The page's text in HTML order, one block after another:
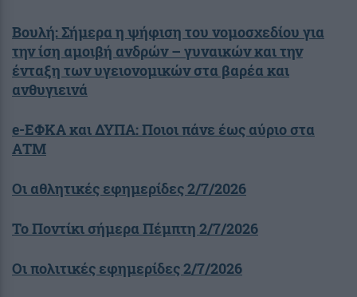
Βουλή: Σήμερα η ψήφιση του νομοσχεδίου για
την ίση αμοιβή ανδρών – γυναικών και την
ένταξη των υγειονομικών στα βαρέα και
ανθυγιεινά
e-ΕΦΚΑ και ΔΥΠΑ: Ποιοι πάνε έως αύριο στα
ΑΤΜ
Οι αθλητικές εφημερίδες 2/7/2026
Το Ποντίκι σήμερα Πέμπτη 2/7/2026
Οι πολιτικές εφημερίδες 2/7/2026